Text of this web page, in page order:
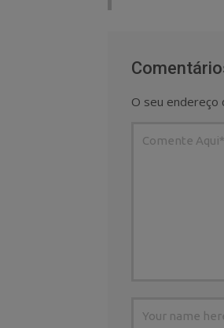
O seu endereço